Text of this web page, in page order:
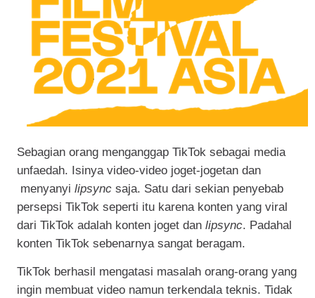
Sebagian orang menganggap TikTok sebagai media
unfaedah. Isinya video-video joget-jogetan dan
menyanyi lipsync saja. Satu dari sekian penyebab
persepsi TikTok seperti itu karena konten yang viral
dari TikTok adalah konten joget dan lipsync. Padahal
konten TikTok sebenarnya sangat beragam.
TikTok berhasil mengatasi masalah orang-orang yang
ingin membuat video namun terkendala teknis. Tidak